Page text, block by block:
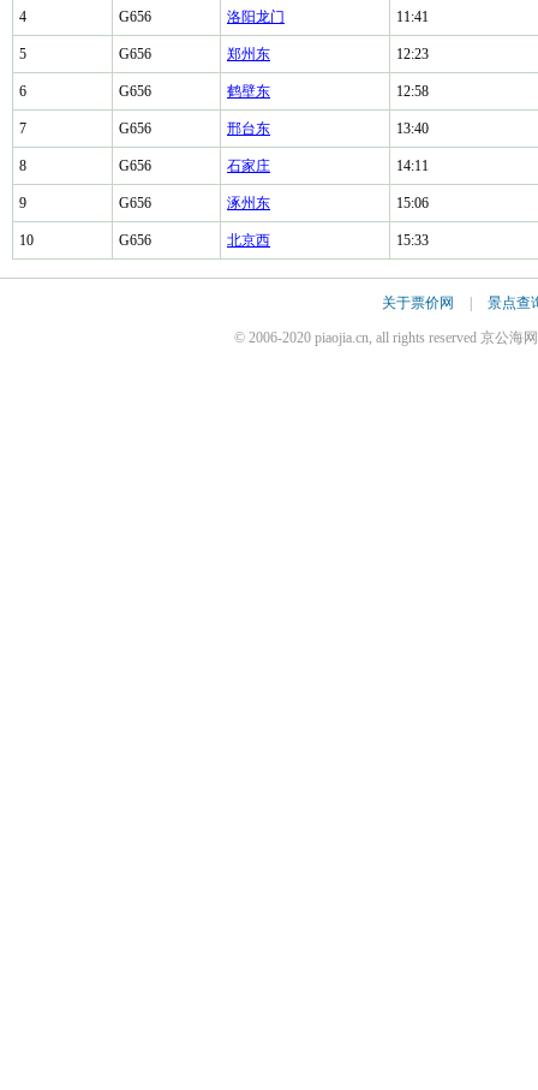
4 G656 洛阳龙门 11:41
5 G656 郑州东 12:23
6 G656 鹤壁东 12:58
7 G656 邢台东 13:40
8 G656 石家庄 14:11
9 G656 涿州东 15:06
10 G656 北京西 15:33
关于票价网 景点查
© 2006-2020 piaojia.cn, all rights reserved 京公海